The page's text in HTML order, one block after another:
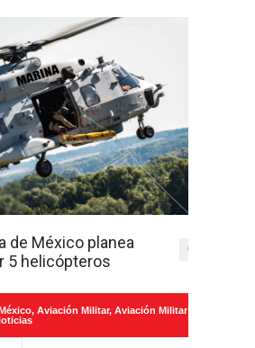
de México planea
5 helicópteros
0
, Aviación Militar, Aviación Militar